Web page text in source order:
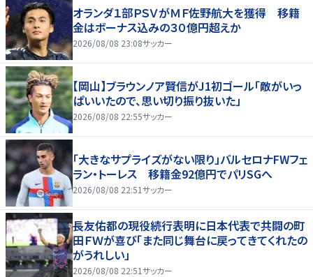
オランダ１部ＰＳＶがＭＦ佐野航大を獲得 移籍
金はボーナス込みの３０億円超えか
2026/08/08 23:08サッカー
【岡山】ブラウンノア賢信がJ1初ゴール「敵がいっ
ぱいいたので、思い切り振り抜いた」
2026/08/08 22:55サッカー
「大きなサプライズがない限り」バルセロナFWフェ
ラン・トーレス 移籍金92億円でパリSGへ
2026/08/08 22:51サッカー
長友佑都の現役続行表明に日本代表で共闘の町
田ＦＷが喜び「また同じ舞台に戻ってきてくれたの
がうれしい」
2026/08/08 22:51サッカー